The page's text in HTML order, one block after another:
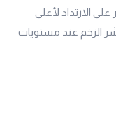
الارتداد لأعلى
الزخم عند مستويات